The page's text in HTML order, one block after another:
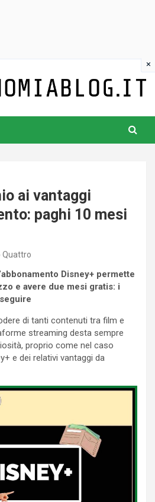
ai vantaggi
paghi 10 mesi
Quattro
Disney+ permette
e avere due mesi gratis: i
di tanti contenuti tra film e
streaming desta sempre
proprio come nel caso
e dei relativi vantaggi da